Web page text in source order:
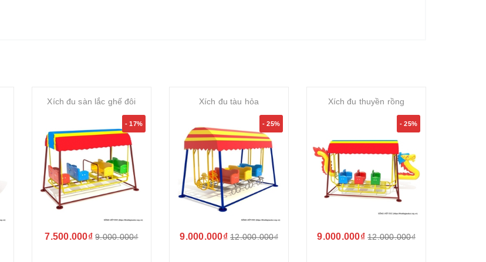
Xích đu sàn lắc ghế đôi
- 17%
7.500.000₫ 9.000.000₫
Xích đu tàu hỏa
- 25%
9.000.000₫ 12.000.000₫
Xích đu thuyền rồng
- 25%
9.000.000₫ 12.000.000₫